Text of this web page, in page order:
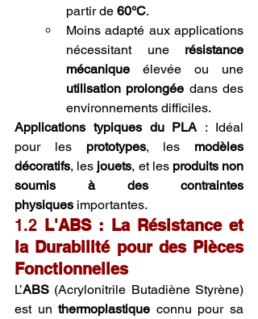
partir de 60°C.
Moins adapté aux applications
nécessitant une résistance
mécanique
utilisation prolongée dans des
environnements difficiles.
Applications typiques du PLA : Idéal
pour les prototypes, les modèles
décoratifs, les jouets, et les produits non
soumis à des contraintes
physiques importantes.
1.2 L'ABS : La Résistance et
la Durabilité pour des Pièces
Fonctionnelles
L’ABS (Acrylonitrile Butadiène Styrène)
est un thermoplastique